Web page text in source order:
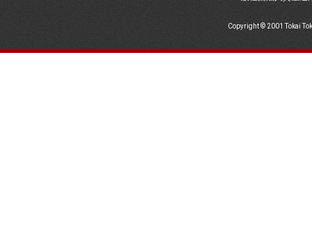
Copyright © 2001 Tokai